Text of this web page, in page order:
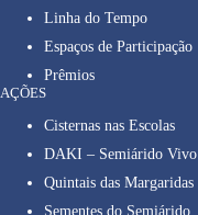
Linha do Tempo
Espaços de Participação
Prêmios
AÇÕES
Cisternas nas Escolas
DAKI – Semiárido Vivo
Quintais das Margaridas
Sementes do Semiárido